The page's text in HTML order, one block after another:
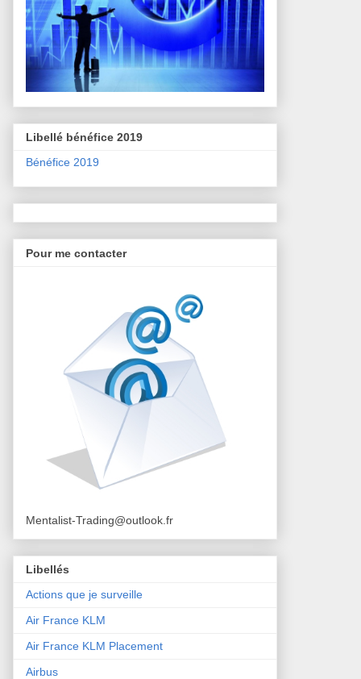
Libellé bénéfice 2019
Bénéfice 2019
Pour me contacter
Mentalist-Trading@outlook.fr
Libellés
Actions que je surveille
Air France KLM
Air France KLM Placement
Airbus